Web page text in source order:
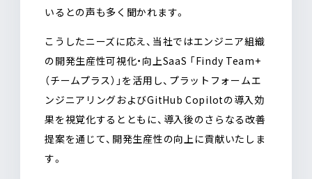
いるとの声も多く聞かれます。
こうしたニーズに応え、当社ではエンジニア組織
の開発生産性可視化・向上SaaS 「Findy Team+
（チームプラス）」を活用し、プラットフォームエ
ンジニアリングおよびGitHub Copilotの導入効
果を視覚化するとともに、導入後のさらなる改善
提案を通じて、開発生産性の向上に貢献いたしま
す。